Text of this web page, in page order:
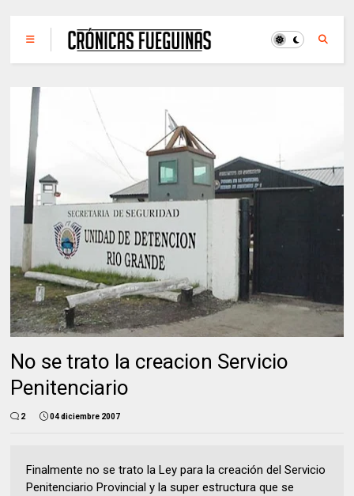
No se trato la creacion Servicio
Penitenciario
2 04 diciembre 2007
Finalmente no se trato la Ley para la creación del Servicio
Penitenciario Provincial y la super estructura que se